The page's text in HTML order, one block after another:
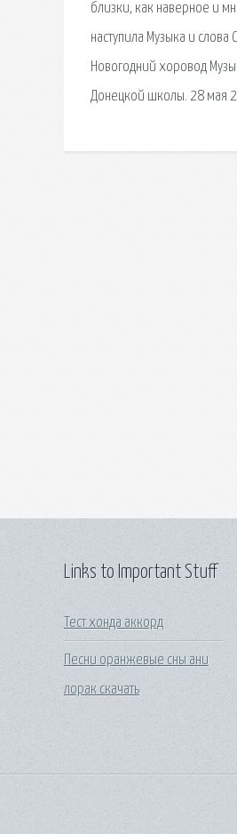
близки, как наверное и
наступила Музыка и слова
Новогодний хоровод
Донецкой школы. 28 мая
Links to Important Stuff
Тест хонда аккорд
Песни оранжевые сны ани
лорак скачать